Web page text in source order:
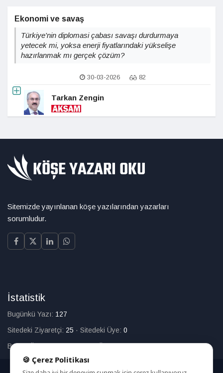
Ekonomi ve savaş
Türkiye'nin diplomasi çabası savaşı durdurmaya
yetecek mi, yoksa enerji fiyatlarındaki yükselişe
hazırlanmak mı gerçek çözüm?
30-03-2026 82
Tarkan Zengin
Sitemizde yayınlanan köşe yazılarından yazarları
sorumludur.
İstatistik
Bugünkü Yazı: 127
Sitedeki Ziyaretçi: 25 · Sitedeki Üye: 0
Bugün Üye Olan:0·Toplam Üye:226
🍪 Çerez Politikası